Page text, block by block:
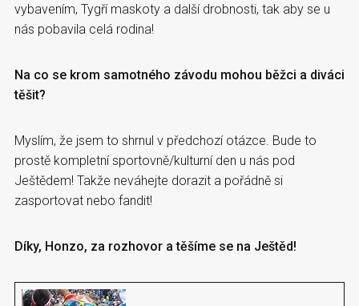
vybavením, Tygří maskoty a další drobnosti, tak aby se u
nás pobavila celá rodina!
Na co se krom samotného závodu mohou běžci a diváci
těšit?
Myslím, že jsem to shrnul v předchozí otázce. Bude to
prostě kompletní sportovně/kulturní den u nás pod
Ještědem! Takže neváhejte dorazit a pořádně si
zasportovat nebo fandit!
Díky, Honzo, za rozhovor a těšíme se na Ještěd!